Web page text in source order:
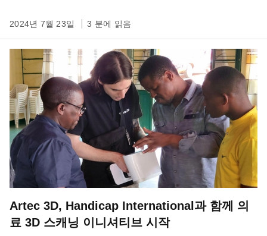
2024년 7월 23일 3 분에 읽음
Artec 3D, Handicap International과 함께 의
료 3D 스캐닝 이니셔티브 시작